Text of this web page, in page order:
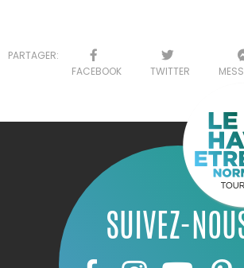
PARTAGER:
FACEBOOK
TWITTER
SUIVEZ-